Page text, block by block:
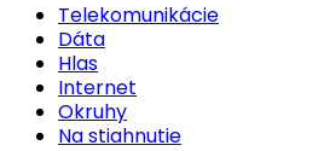
Telekomunikácie
Dáta
Hlas
Internet
Okruhy
Na stiahnutie